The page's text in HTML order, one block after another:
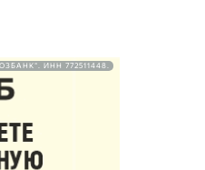
ИНН 772511448.